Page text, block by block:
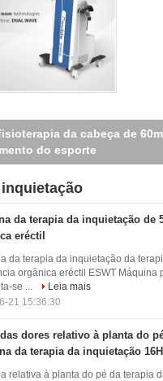
da cabeça de
do esporte
da terapia da inquietação de
eréctil
da terapia da inquietação da
orgânica eréctil ESWT
se ...
Leia mais
21 15:36:30
dores relativo à planta do
da terapia da inquietação
relativa à planta do pé da terapia